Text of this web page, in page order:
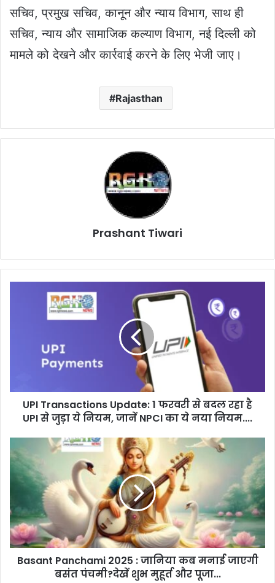
सचिव, प्रमुख सचिव, कानून और न्याय विभाग, साथ ही
सचिव, न्याय और सामाजिक कल्याण विभाग, नई दिल्ली को
मामले को देखने और कार्रवाई करने के लिए भेजी जाए।
Rajasthan
Prashant Tiwari
Transactions
है
नियम,
जानें
NPCI
नया
नियम....
UPI Transactions Update: 1 फरवरी से बदल रहा है
UPI से जुड़ा ये नियम, जानें NPCI का ये नया नियम....
Panchami
2025
कब
मनाई
जाएगी
बसंत
पंचमी?
Basant Panchami 2025 : जानिया कब मनाई जाएगी
बसंत पंचमी?देखें शुभ मुहूर्त और पूजा...